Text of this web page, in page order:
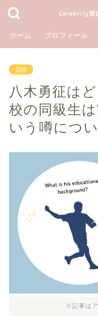
Celebrity深
ホーム プロフィール
芸能
八木勇征は
校の同級生
いう噂につ
※記事はア